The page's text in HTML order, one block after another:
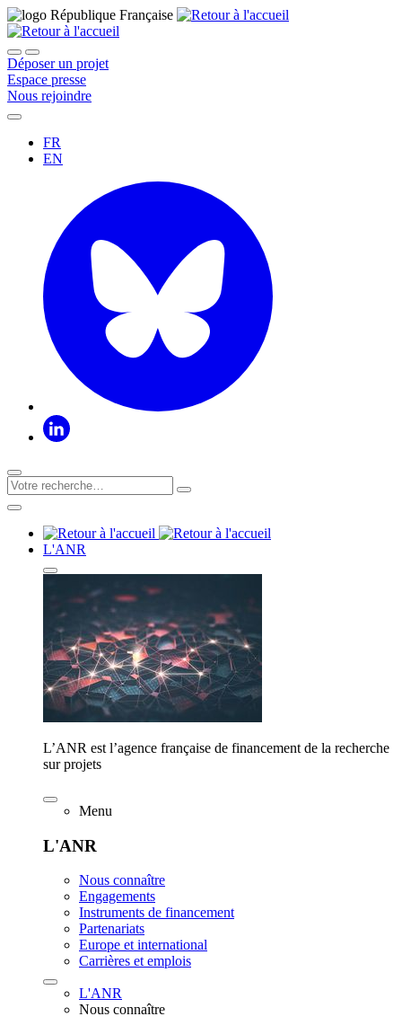
Déposer un projet
Espace presse
Nous rejoindre
FR
EN
L'ANR
L’ANR est l’agence française de financement de la recherche
sur projets
Menu
L'ANR
Nous connaître
Engagements
Instruments de financement
Partenariats
Europe et international
Carrières et emplois
L'ANR
Nous connaître